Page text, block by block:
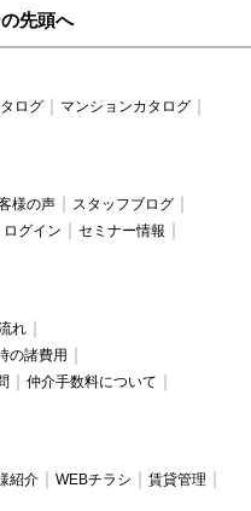
先頭へ
ログ
マンションカタログ
様の声
スタッフブログ
ログイン
セミナー情報
れ
の諸費用
仲介手数料について
紹介 WEBチラシ
賃貸管理